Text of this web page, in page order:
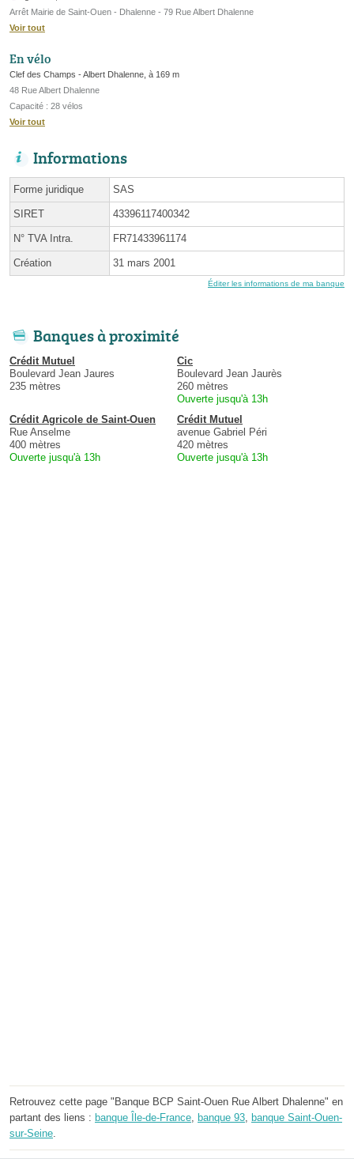
Arrêt Mairie de Saint-Ouen - Dhalenne - 79 Rue Albert Dhalenne
Voir tout
En vélo
Clef des Champs - Albert Dhalenne, à 169 m
48 Rue Albert Dhalenne
Capacité : 28 vélos
Voir tout
Informations
Forme juridique SAS
SIRET 43396117400342
N° TVA Intra. FR71433961174
Création 31 mars 2001
Éditer les informations de ma banque
Banques à proximité
Crédit Mutuel
Boulevard Jean Jaures
235 mètres
Cic
Boulevard Jean Jaurès
260 mètres
Ouverte jusqu'à 13h
Crédit Agricole de Saint-Ouen
Rue Anselme
400 mètres
Ouverte jusqu'à 13h
Crédit Mutuel
avenue Gabriel Péri
420 mètres
Ouverte jusqu'à 13h
Retrouvez cette page "Banque BCP Saint-Ouen Rue Albert Dhalenne" en
partant des liens : banque Île-de-France, banque 93, banque Saint-Ouen-
sur-Seine.